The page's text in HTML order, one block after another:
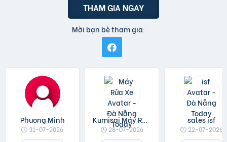
THAM GIA NGAY
Mời bạn bè tham gia:
Phuong Minh
31-07-2026
Kumisai Máy Rửa Xe
28-07-2026
sales isf
22-07-2026